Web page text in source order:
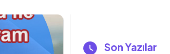
Son Yazılar